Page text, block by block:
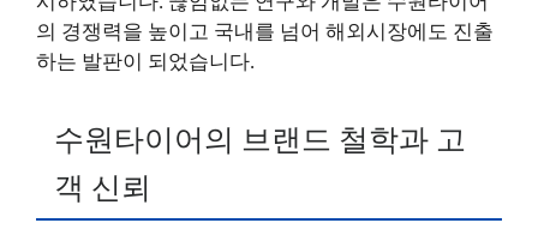
의 경쟁력을 높이고 국내를 넘어 해외시장에도 진출
하는 발판이 되었습니다.
수원타이어의 브랜드 철학과 고
객 신뢰